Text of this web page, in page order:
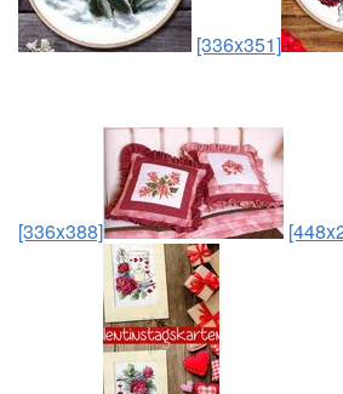
[336x351]
[336x388]